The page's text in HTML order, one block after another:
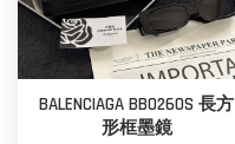
BALENCIAGA BB0260S 長方
形框墨鏡